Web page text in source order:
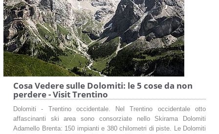
Cosa Vedere sulle Dolomiti: le 5 cose da non
perdere - Visit Trentino
Dolomiti - Trentino occidentale. Nel Trentino occidentale otto
affascinanti ski area sono consorziate nello Skirama Dolomiti
Adamello Brenta: 150 impianti e 380 chilometri di piste. Le Dolomiti